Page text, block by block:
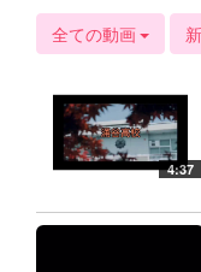
全ての動画
4:37